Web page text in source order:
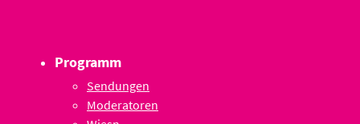
Programm
Sendungen
Moderatoren